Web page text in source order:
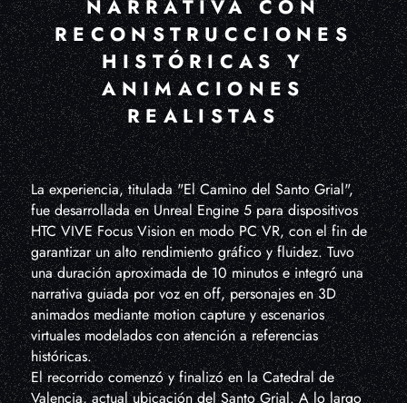
NARRATIVA CON
RECONSTRUCCIONES
HISTÓRICAS Y
ANIMACIONES
REALISTAS
La experiencia, titulada "El Camino del Santo Grial",
fue desarrollada en Unreal Engine 5 para dispositivos
HTC VIVE Focus Vision en modo PC VR, con el fin de
garantizar un alto rendimiento gráfico y fluidez. Tuvo
una duración aproximada de 10 minutos e integró una
narrativa guiada por voz en off, personajes en 3D
animados mediante motion capture y escenarios
virtuales modelados con atención a referencias
históricas.
El recorrido comenzó y finalizó en la Catedral de
Valencia, actual ubicación del Santo Grial. A lo largo